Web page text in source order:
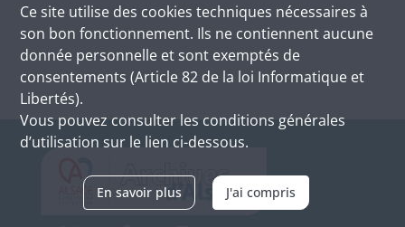
Ce site utilise des cookies techniques nécessaires à
son bon fonctionnement. Ils ne contiennent aucune
donnée personnelle et sont exemptés de
consentements (Article 82 de la loi Informatique et
Libertés).
Vous pouvez consulter les conditions générales
d’utilisation sur le lien ci-dessous.
En savoir plus J'ai compris